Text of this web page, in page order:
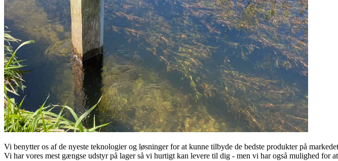
Vi benytter os af de nyeste teknologier og løsninger for at kunne tilbyde de bedste produkter på
Vi har vores mest gængse udstyr på lager så vi hurtigt kan levere til dig - men vi har også mulighed for